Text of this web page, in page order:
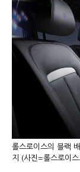
롤스로이스의 블랙
지 (사진=롤스로이